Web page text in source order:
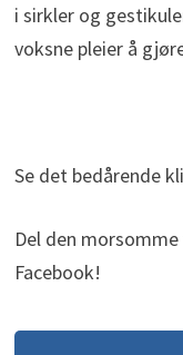
i sirkler og
voksne pleier å
Se det bedårende
Del den
Facebook!